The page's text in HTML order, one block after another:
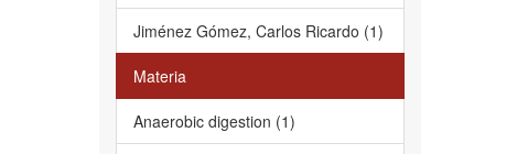
Jiménez Gómez, Carlos Ricardo (1)
Materia
Anaerobic digestion (1)